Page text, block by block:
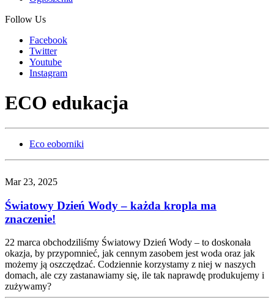
Follow Us
Facebook
Twitter
Youtube
Instagram
ECO edukacja
Eco eoborniki
Mar 23, 2025
Światowy Dzień Wody – każda kropla ma
znaczenie!
22 marca obchodziliśmy Światowy Dzień Wody – to doskonała
okazja, by przypomnieć, jak cennym zasobem jest woda oraz jak
możemy ją oszczędzać. Codziennie korzystamy z niej w naszych
domach, ale czy zastanawiamy się, ile tak naprawdę produkujemy i
zużywamy?